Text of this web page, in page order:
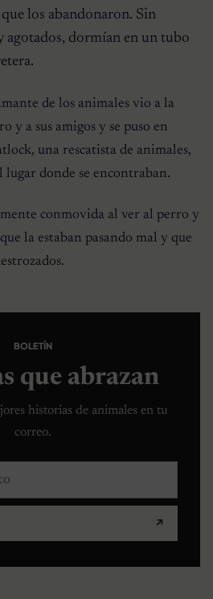
los abandonaron. Sin
agotados, dormían en un tubo
de los animales vio a la
y a sus amigos y se puso en
una rescatista de animales,
lugar donde se encontraban.
conmovida al ver al perro y
la estaban pasando mal y que
BOLETÍN
que abrazan
historias de animales en tu
correo.
↗